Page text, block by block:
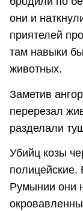
они и
приятелей
там навыки
животных.
Заметив
перерезал
разделали
Убийц козы
полицейские.
Румынии они